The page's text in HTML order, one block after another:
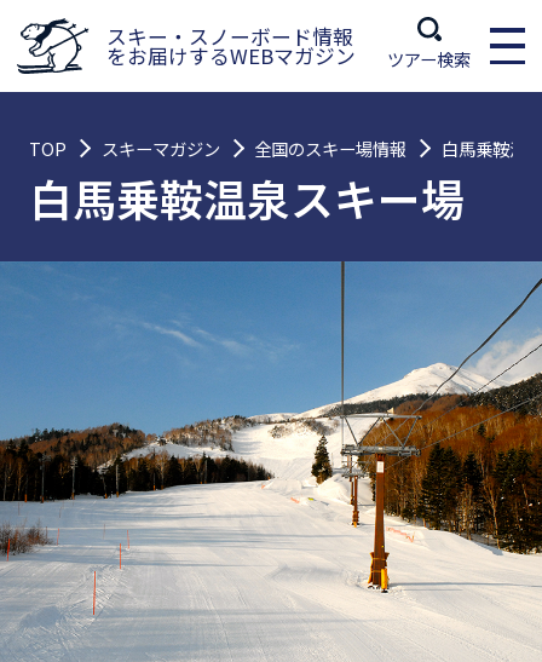
スキー・スノーボード情報
をお届けするWEBマガジン ツアー検索
TOP スキーマガジン 全国のスキー場情報 白馬乗鞍温
白馬乗鞍温泉スキー場